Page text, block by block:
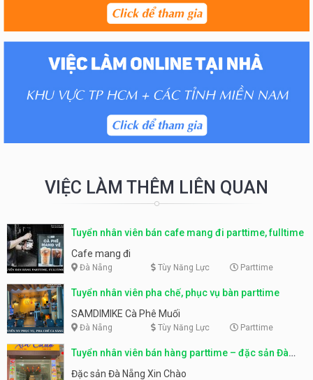
VIỆC LÀM THÊM LIÊN QUAN
Tuyển nhân viên bán cafe mang đi parttime, fulltime
Cafe mang đi
Đà Nẵng Tùy Năng Lực Parttime
Tuyển nhân viên pha chế, phục vụ bàn parttime
SAMDIMIKE Cà Phê Muối
Đà Nẵng Tùy Năng Lực Parttime
Tuyển nhân viên bán hàng parttime – đặc sản Đà
Nẵng
Đặc sản Đà Nẵng Xin Chào